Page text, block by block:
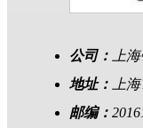
公司：
上
地址：
上
邮编：